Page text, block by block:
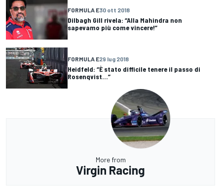
FORMULA E30 ott 2018
Dilbagh Gill rivela: “Alla Mahindra non
sapevamo più come vincere!”
FORMULA E29 lug 2018
Heidfeld: “È stato difficile tenere il passo di
Rosenqvist...”
More from
Virgin Racing